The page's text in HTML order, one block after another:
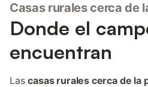
Casas rurales cerca de
Donde el
encuentran
Lascasas rurales cerca de la